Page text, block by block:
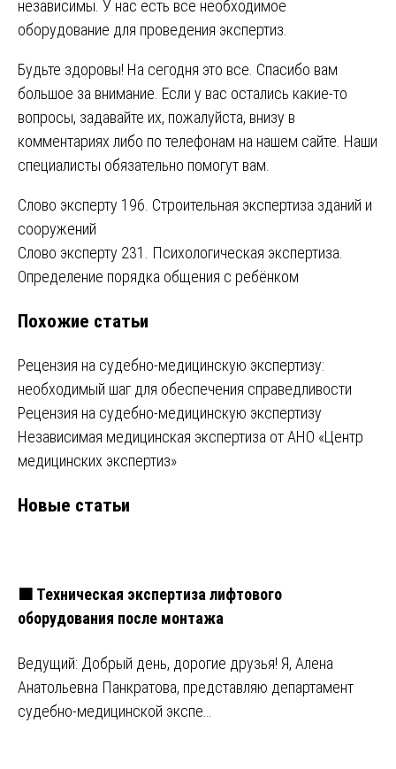
независимы. У нас есть все необходимое
оборудование для проведения экспертиз.
Будьте здоровы! На сегодня это все. Спасибо вам
большое за внимание. Если у вас остались какие-то
вопросы, задавайте их, пожалуйста, внизу в
комментариях либо по телефонам на нашем сайте. Наши
специалисты обязательно помогут вам.
Навигация
по
записям
Слово эксперту 196. Строительная экспертиза зданий и
сооружений
Слово эксперту 231. Психологическая экспертиза.
Определение порядка общения с ребёнком
Похожие статьи
Рецензия на судебно-медицинскую экспертизу:
необходимый шаг для обеспечения справедливости
Рецензия на судебно-медицинскую экспертизу
Независимая медицинская экспертиза от АНО «Центр
медицинских экспертиз»
Новые статьи
🟧 Техническая экспертиза лифтового
оборудования после монтажа
Ведущий: Добрый день, дорогие друзья! Я, Алена
Анатольевна Панкратова, представляю департамент
судебно-медицинской экспе…